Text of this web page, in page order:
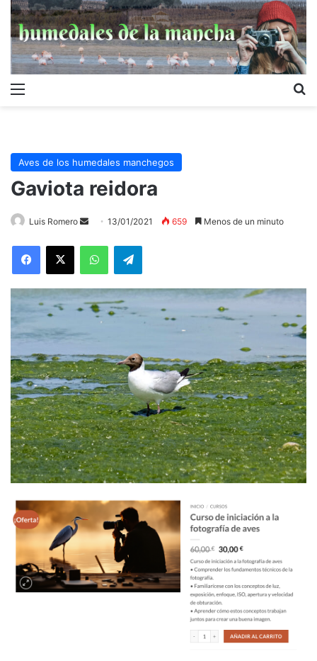
Menú
Aves de los humedales manchegos
Gaviota reidora
Luis Romero
Send
email
13/01/2021 659 Menos de un minuto
WhatsAppTelegram